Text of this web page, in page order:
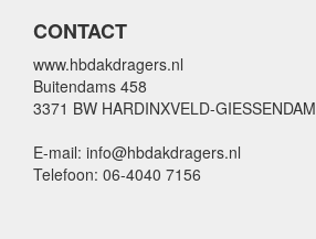
CONTACT
www.hbdakdragers.nl
Buitendams 458
3371 BW HARDINXVELD-GIESSENDAM
E-mail: info@hbdakdragers.nl
Telefoon: 06-4040 7156